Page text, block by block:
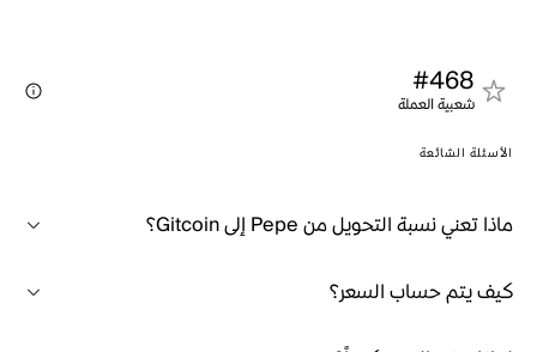
#468
شعبية العملة
الأسئلة الشائعة
ماذا تعني نسبة التحويل من Pepe إلى Gitcoin؟
كيف يتم حساب السعر؟